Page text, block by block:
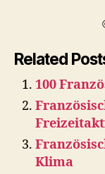
Related
100
Klima